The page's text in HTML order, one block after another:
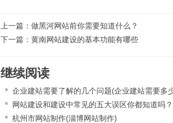
上一篇： 做黑河网站前你需要知道什么？
下一篇： 黄南网站建设的基本功能有哪些
继续阅读
企业建站需要了解的几个问题(企业建站需要多
网站建设和建设中常见的五大误区你都知道吗？
杭州市网站制作(淄博网站制作)